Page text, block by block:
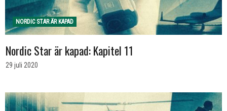
NORDIC STAR ÄR KAPAD
Nordic Star är kapad: Kapitel 11
29 juli 2020